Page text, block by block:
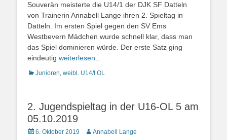
Souverän meisterte die U14/1 der DJK SF Datteln
von Trainerin Annabell Lange ihren 2. Spieltag in
Datteln. Im ersten Spiel gegen den SV Ems
Westbevern Mädchen wurde schnell klar, dass man
das Spiel dominieren würde. Der erste Satz ging
eindeutig weiterlesen…
Kategorien
Junioren, weibl. U14/I OL
2. Jugendspieltag in der U16-OL 5 am
05.10.2019
Posted
6. Oktober 2019 AutorAnnabell Lange